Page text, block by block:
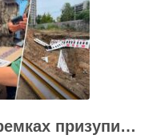
Вирубку дерев на Теремках призупинили після приїзду заступника Кличка – почався діалог